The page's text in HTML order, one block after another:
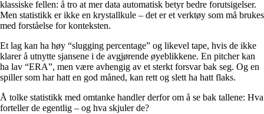
klassiske fellen: å tro at mer data automatisk betyr bedre forutsigelser.
Men statistikk er ikke en krystallkule – det er et verktøy som må brukes
med forståelse for konteksten.
Et lag kan ha høy “slugging percentage” og likevel tape, hvis de ikke
klarer å utnytte sjansene i de avgjørende øyeblikkene. En pitcher kan
ha lav “ERA”, men være avhengig av et sterkt forsvar bak seg. Og en
spiller som har hatt en god måned, kan rett og slett ha hatt flaks.
Å tolke statistikk med omtanke handler derfor om å se bak tallene: Hva
forteller de egentlig – og hva skjuler de?